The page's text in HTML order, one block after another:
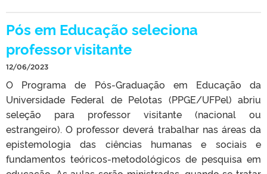
Pós em Educação seleciona
professor visitante
12/06/2023
O Programa de Pós-Graduação em Educação da
Universidade Federal de Pelotas (PPGE/UFPel) abriu
seleção para professor visitante (nacional ou
estrangeiro). O professor deverá trabalhar nas áreas da
epistemologia das ciências humanas e sociais e
fundamentos teóricos-metodológicos de pesquisa em